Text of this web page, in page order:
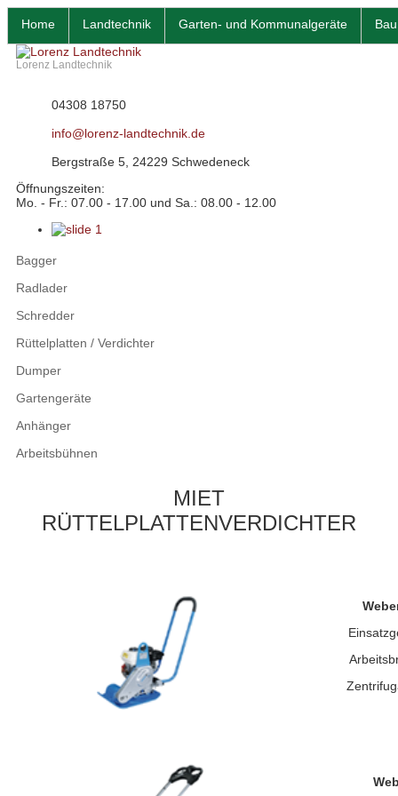
Home Landtechnik Garten- und Kommunalgeräte
Lorenz Landtechnik
04308 18750
info@lorenz-landtechnik.de
Bergstraße 5, 24229 Schwedeneck
Öffnungszeiten:
Mo. - Fr.: 07.00 - 17.00 und Sa.: 08.00 - 12.00
Bagger
Radlader
Schredder
Rüttelplatten / Verdichter
Dumper
Gartengeräte
Anhänger
Arbeitsbühnen
MIET
RÜTTELPLATTENVERDICHTER